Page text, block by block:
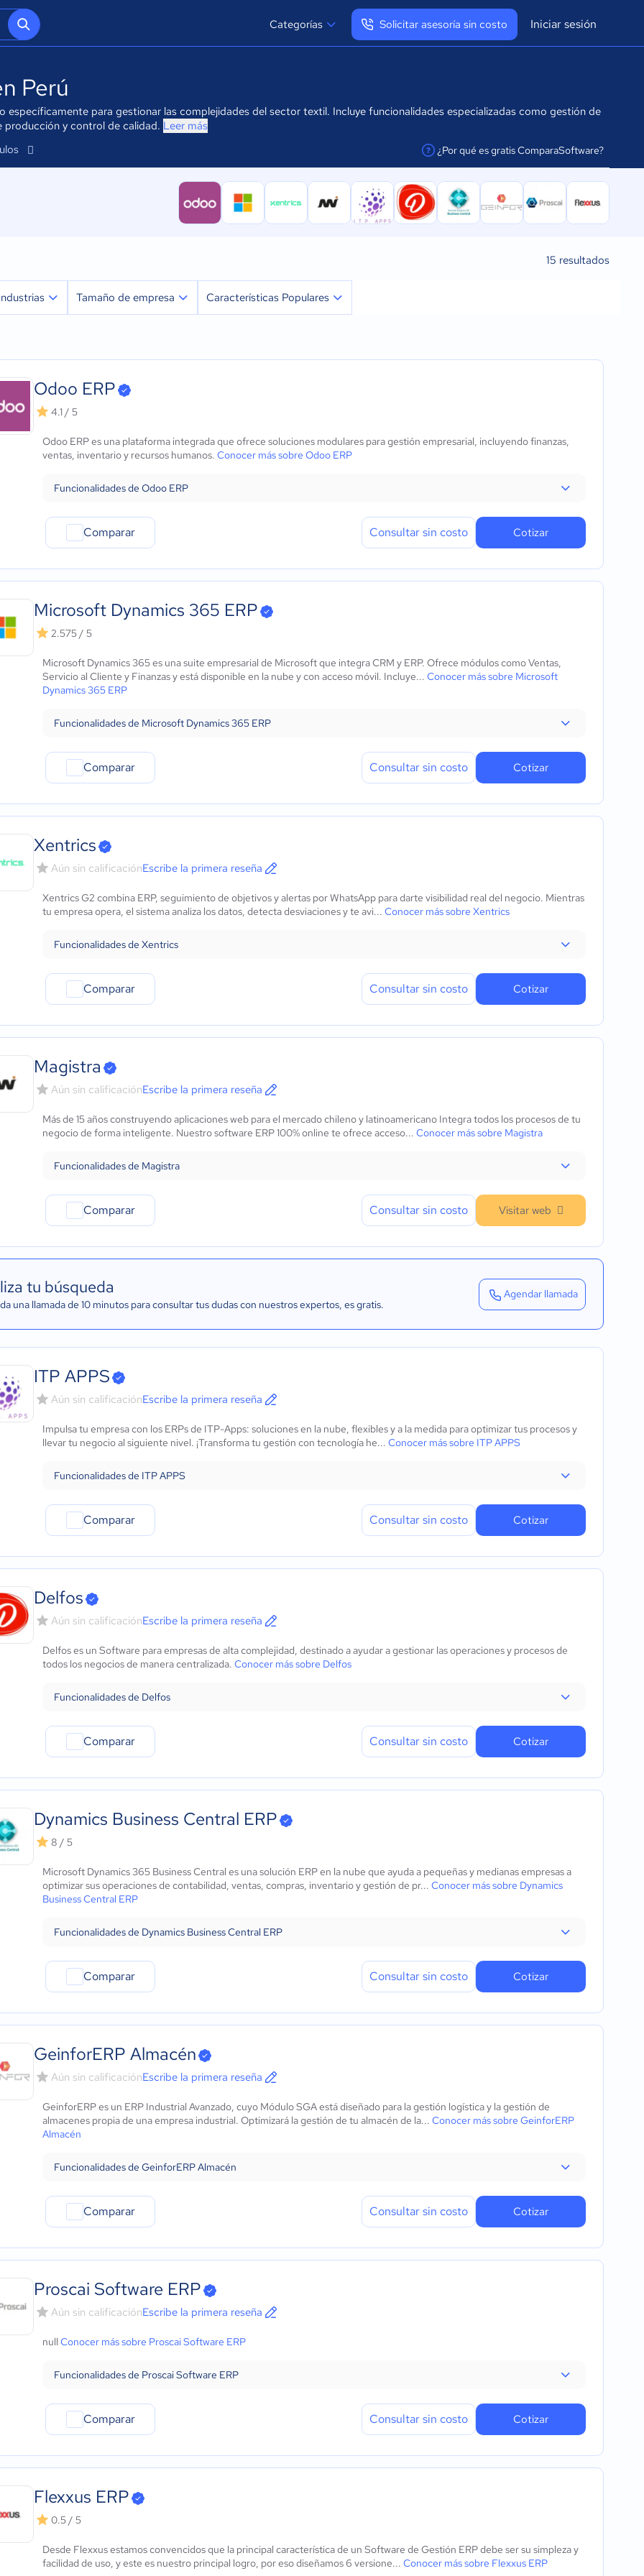
Categorías Solicitar asesoría sin costo Iniciar sesión
Cerrar sesión
Perú
específicamente para gestionar las complejidades del sector textil. Incluye funcionalidades especializadas como gestión de
y control de calidad. Leer más
¿Por qué es gratis ComparaSoftware?
facilitar la conexión
15 resultados
iOS Nativo
Android Nativo
Educación
Energía
Hotelería / Viajes
Seguros
Farmacéutica
Bienes raíces
Software / TI
Alimentaria
Manufactura
ONG
Gobierno
Transporte y logística
Marketing y Comunicación
Automotriz
Comercio Electrónico
Tecnología
Recursos Humanos
Turismo
Moda y textiles
Tamaño de empresa
Mediana: 50 a 249 trabajadores
Características Populares
Enlace EDI
Diseño y gestión de etiquetas
Gestión de empaque
Odoo ERP
4.1 / 5
Odoo ERP es una plataforma integrada que ofrece soluciones modulares para gestión empresarial, incluyendo finanzas,
ventas, inventario y recursos humanos. Conocer más sobre Odoo ERP
Funcionalidades de Odoo ERP
Comparar Consultar sin costo Cotizar
Microsoft Dynamics 365 ERP
2.575 / 5
Microsoft Dynamics 365 es una suite empresarial de Microsoft que integra CRM y ERP. Ofrece módulos como Ventas,
Servicio al Cliente y Finanzas y está disponible en la nube y con acceso móvil. Incluye... Conocer más sobre Microsoft
Dynamics 365 ERP
Funcionalidades de Microsoft Dynamics 365 ERP
Comparar Consultar sin costo Cotizar
Xentrics
Aún sin calificaciónEscribe la primera reseña
Xentrics G2 combina ERP, seguimiento de objetivos y alertas por WhatsApp para darte visibilidad real del negocio. Mientras
tu empresa opera, el sistema analiza los datos, detecta desviaciones y te avi... Conocer más sobre Xentrics
Funcionalidades de Xentrics
Comparar Consultar sin costo Cotizar
Magistra
Aún sin calificaciónEscribe la primera reseña
Más de 15 años construyendo aplicaciones web para el mercado chileno y latinoamericano Integra todos los procesos de tu
negocio de forma inteligente. Nuestro software ERP 100% online te ofrece acceso... Conocer más sobre Magistra
Funcionalidades de Magistra
Comparar Consultar sin costo Visitar web
tu búsqueda
una llamada de 10 minutos para consultar tus dudas con nuestros expertos, es gratis.
Agendar llamada
ITP APPS
Aún sin calificaciónEscribe la primera reseña
Impulsa tu empresa con los ERPs de ITP-Apps: soluciones en la nube, flexibles y a la medida para optimizar tus procesos y
llevar tu negocio al siguiente nivel. ¡Transforma tu gestión con tecnología he... Conocer más sobre ITP APPS
Funcionalidades de ITP APPS
Comparar Consultar sin costo Cotizar
Delfos
Aún sin calificaciónEscribe la primera reseña
Delfos es un Software para empresas de alta complejidad, destinado a ayudar a gestionar las operaciones y procesos de
todos los negocios de manera centralizada. Conocer más sobre Delfos
Funcionalidades de Delfos
Comparar Consultar sin costo Cotizar
Dynamics Business Central ERP
8 / 5
Microsoft Dynamics 365 Business Central es una solución ERP en la nube que ayuda a pequeñas y medianas empresas a
optimizar sus operaciones de contabilidad, ventas, compras, inventario y gestión de pr... Conocer más sobre Dynamics
Business Central ERP
Funcionalidades de Dynamics Business Central ERP
Comparar Consultar sin costo Cotizar
GeinforERP Almacén
Aún sin calificaciónEscribe la primera reseña
GeinforERP es un ERP Industrial Avanzado, cuyo Módulo SGA está diseñado para la gestión logística y la gestión de
almacenes propia de una empresa industrial. Optimizará la gestión de tu almacén de la... Conocer más sobre GeinforERP
Almacén
Funcionalidades de GeinforERP Almacén
Comparar Consultar sin costo Cotizar
Proscai Software ERP
Aún sin calificaciónEscribe la primera reseña
null Conocer más sobre Proscai Software ERP
Funcionalidades de Proscai Software ERP
Comparar Consultar sin costo Cotizar
Flexxus ERP
0.5 / 5
Desde Flexxus estamos convencidos que la principal característica de un Software de Gestión ERP debe ser su simpleza y
facilidad de uso, y este es nuestro principal logro, por eso diseñamos 6 versione... Conocer más sobre Flexxus ERP